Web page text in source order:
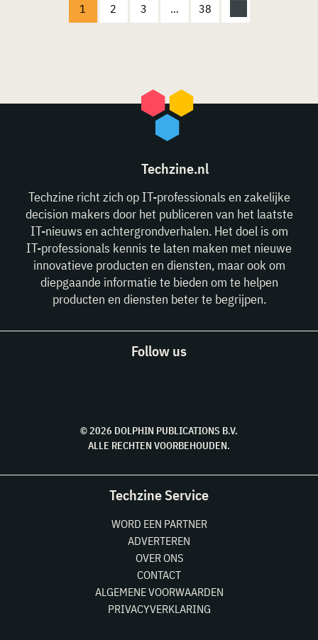
1 2 3 … 38
Techzine.nl
Techzine richt zich op IT-professionals en zakelijke
decision makers door het publiceren van het laatste
IT-nieuws en achtergrondverhalen. Het doel is om
IT-professionals kennis te laten maken met nieuwe
innovatieve producten en diensten, maar ook om
diepgaande informatie te bieden om te helpen
producten en diensten beter te begrijpen.
Follow us
© 2026 DOLPHIN PUBLICATIONS B.V.
ALLE RECHTEN VOORBEHOUDEN.
Techzine Service
WORD EEN PARTNER
ADVERTEREN
OVER ONS
CONTACT
ALGEMENE VOORWAARDEN
PRIVACYVERKLARING